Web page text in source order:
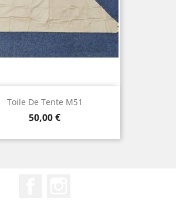
Toile De Tente M51
Prix
50,00 €